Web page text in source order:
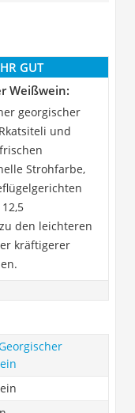
GUT
Weißwein:
georgischer
und
Strohfarbe,
den leichteren
kräftigerer